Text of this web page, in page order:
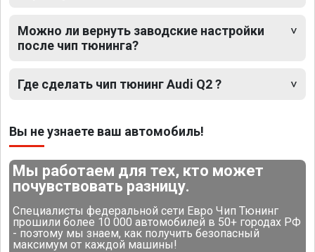
Можно ли вернуть заводские настройки
после чип тюнинга?
Где сделать чип тюнинг Audi Q2 ?
Вы не узнаете ваш автомобиль!
Мы работаем для тех, кто может
почувствовать разницу.
Специалисты федеральной сети Евро Чип Тюнинг
прошили более 10 000 автомобилей в 50+ городах РФ
- поэтому мы знаем, как получить безопасный
максимум от каждой машины!